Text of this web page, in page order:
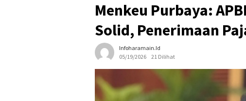
Menkeu Purbaya:
Solid, Penerimaan
Infoharamain.id
05/19/2026
21 Dilihat